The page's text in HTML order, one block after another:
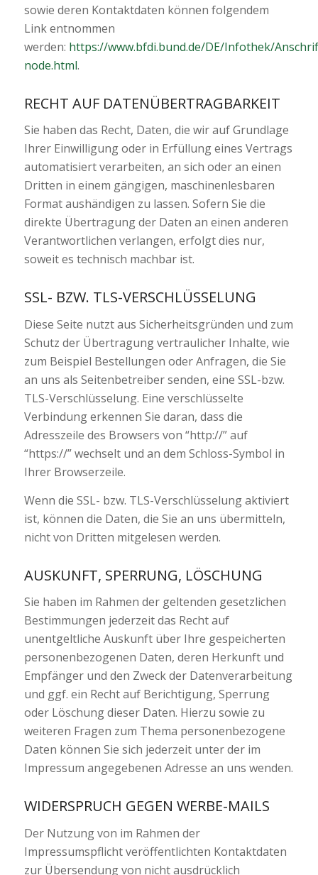
sowie deren Kontaktdaten können folgendem
Link entnommen
werden: https://www.bfdi.bund.de/DE/Infothek/
node.html.
RECHT AUF DATENÜBERTRAGBARKEIT
Sie haben das Recht, Daten, die wir auf Grundlage
Ihrer Einwilligung oder in Erfüllung eines Vertrags
automatisiert verarbeiten, an sich oder an einen
Dritten in einem gängigen, maschinenlesbaren
Format aushändigen zu lassen. Sofern Sie die
direkte Übertragung der Daten an einen anderen
Verantwortlichen verlangen, erfolgt dies nur,
soweit es technisch machbar ist.
SSL- BZW. TLS-VERSCHLÜSSELUNG
Diese Seite nutzt aus Sicherheitsgründen und zum
Schutz der Übertragung vertraulicher Inhalte, wie
zum Beispiel Bestellungen oder Anfragen, die Sie
an uns als Seitenbetreiber senden, eine SSL-bzw.
TLS-Verschlüsselung. Eine verschlüsselte
Verbindung erkennen Sie daran, dass die
Adresszeile des Browsers von “http://” auf
“https://” wechselt und an dem Schloss-Symbol in
Ihrer Browserzeile.
Wenn die SSL- bzw. TLS-Verschlüsselung aktiviert
ist, können die Daten, die Sie an uns übermitteln,
nicht von Dritten mitgelesen werden.
AUSKUNFT, SPERRUNG, LÖSCHUNG
Sie haben im Rahmen der geltenden gesetzlichen
Bestimmungen jederzeit das Recht auf
unentgeltliche Auskunft über Ihre gespeicherten
personenbezogenen Daten, deren Herkunft und
Empfänger und den Zweck der Datenverarbeitung
und ggf. ein Recht auf Berichtigung, Sperrung
oder Löschung dieser Daten. Hierzu sowie zu
weiteren Fragen zum Thema personenbezogene
Daten können Sie sich jederzeit unter der im
Impressum angegebenen Adresse an uns wenden.
WIDERSPRUCH GEGEN WERBE-MAILS
Der Nutzung von im Rahmen der
Impressumspflicht veröffentlichten Kontaktdaten
zur Übersendung von nicht ausdrücklich